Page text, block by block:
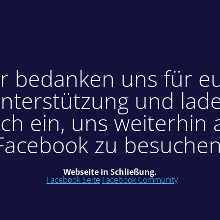
bedanken uns für
und
ein, uns weiterhin
zu
Webseite in Schließung.
Facebook Seite Facebook Community